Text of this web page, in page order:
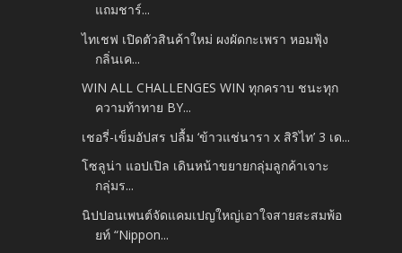
แถมชาร์...
ไทเชฟ เปิดตัวสินค้าใหม่ ผงผัดกะเพรา หอมฟุ้ง
กลิ่นเค...
WIN ALL CHALLENGES WIN ทุกคราบ ชนะทุก
ความท้าทาย BY...
เชอรี่-เข็มอัปสร ปลื้ม ‘ข้าวแช่นารา x สิริไท’ 3 เด...
โซลูน่า แอปเปิล เดินหน้าขยายกลุ่มลูกค้าเจาะ
กลุ่มร...
นิปปอนเพนต์จัดแคมเปญใหญ่เอาใจสายสะสมพ้อ
ยท์ “Nippon...